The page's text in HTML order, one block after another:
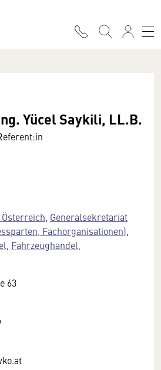
Yücel Saykili, LL.B.
Generalsekretariat
Fachorganisationen)
Fahrzeughandel,
63